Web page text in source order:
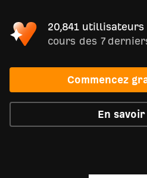
20,841 utillisateurs
cours des 7
Commencez
En